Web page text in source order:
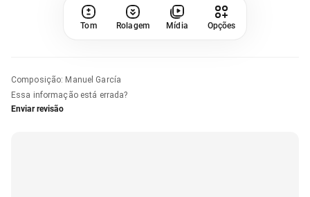
Tom Rolagem Mídia Opções
Composição: Manuel García
Essa informação está errada?
Enviar revisão